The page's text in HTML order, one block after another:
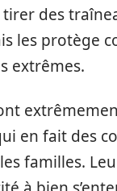
des
les protège
extrêmes.
en fait des
familles.